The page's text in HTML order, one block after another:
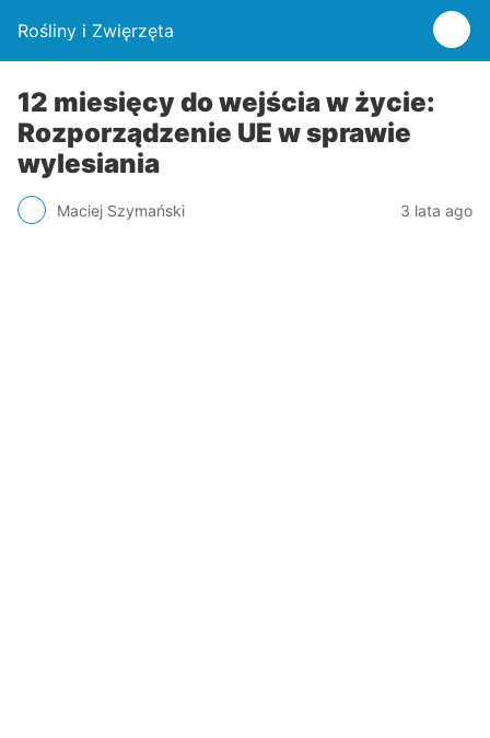
Rośliny i Zwięrzęta
12 miesięcy do wejścia w życie:
Rozporządzenie UE w sprawie
wylesiania
Maciej Szymański 3 lata ago